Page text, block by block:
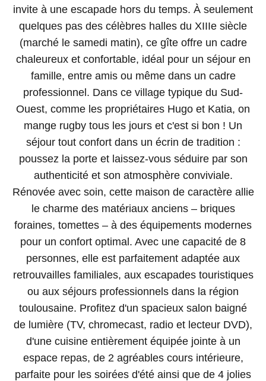
invite à une escapade hors du temps. À seulement
quelques pas des célèbres halles du XIIIe siècle
(marché le samedi matin), ce gîte offre un cadre
chaleureux et confortable, idéal pour un séjour en
famille, entre amis ou même dans un cadre
professionnel. Dans ce village typique du Sud-
Ouest, comme les propriétaires Hugo et Katia, on
mange rugby tous les jours et c'est si bon ! Un
séjour tout confort dans un écrin de tradition :
poussez la porte et laissez-vous séduire par son
authenticité et son atmosphère conviviale.
Rénovée avec soin, cette maison de caractère allie
le charme des matériaux anciens – briques
foraines, tomettes – à des équipements modernes
pour un confort optimal. Avec une capacité de 8
personnes, elle est parfaitement adaptée aux
retrouvailles familiales, aux escapades touristiques
ou aux séjours professionnels dans la région
toulousaine. Profitez d'un spacieux salon baigné
de lumière (TV, chromecast, radio et lecteur DVD),
d'une cuisine entièrement équipée jointe à un
espace repas, de 2 agréables cours intérieure,
parfaite pour les soirées d'été ainsi que de 4 jolies